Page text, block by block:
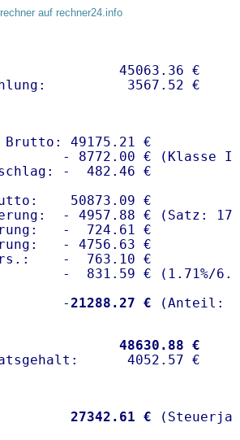
auf rechner24.info
45063.36 €
49175.21 €
- 8772.00 € (Klasse I)
-  482.46 €
50873.09 €
- 4957.88 € (Satz:
-  724.61 €
- 4756.63 €
-  763.10 €
-  831.59 € ( 1.71%/
-21288.27 €
48630.88 €
27342.61 €